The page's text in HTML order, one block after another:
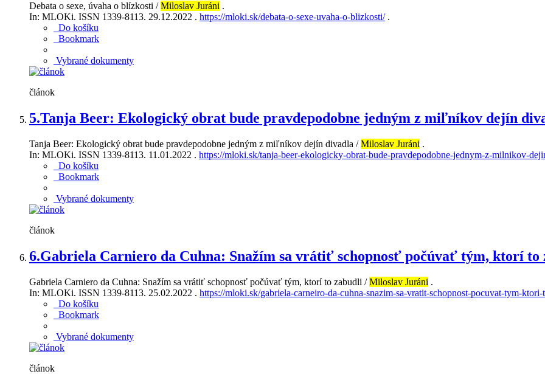
Debata o sexe, úvaha o blízkosti /Miloslav Juráni .
In: MLOKi. ISSN 1339-8113. 29.12.2022 . https://mloki.sk/debata-o-sexe-uvaha-o-blizkosti/.
Do košíku
Bookmark
Vybrané dokumenty
článok
5.Tanja Beer: Ekologický obrat bude pravdepodobne jedným z miľníkov dejín
Tanja Beer: Ekologický obrat bude pravdepodobne jedným z miľníkov dejín divadla /Miloslav Juráni .
In: MLOKi. ISSN 1339-8113. 11.01.2022 . https://mloki.sk/tanja-beer-ekologicky-obrat-bude-pravdepodobne-jednym-z-milnikov-
Do košíku
Bookmark
Vybrané dokumenty
článok
6.Gabriela Carniero da Cuhna: Snažím sa vrátiť schopnosť počúvať tým, ktorí to
Gabriela Carniero da Cuhna: Snažím sa vrátiť schopnosť počúvať tým, ktorí to zabudli /Miloslav Juráni .
In: MLOKi. ISSN 1339-8113. 25.02.2022 . https://mloki.sk/gabriela-carneiro-da-cuhna-snazim-sa-vratit-schopnost-pocuvat-tym-
Do košíku
Bookmark
Vybrané dokumenty
článok